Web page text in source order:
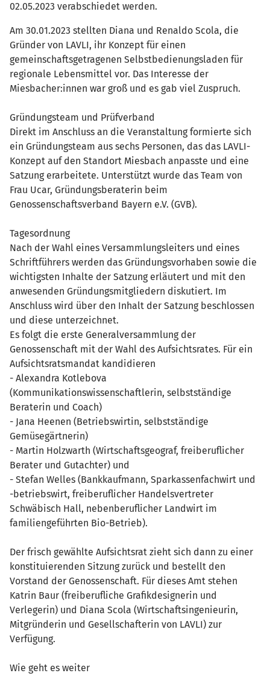
02.05.2023 verabschiedet werden.
Am 30.01.2023 stellten Diana und Renaldo Scola, die
Gründer von LAVLI, ihr Konzept für einen
gemeinschaftsgetragenen Selbstbedienungsladen für
regionale Lebensmittel vor. Das Interesse der
Miesbacher:innen war groß und es gab viel Zuspruch.
Gründungsteam und Prüfverband
Direkt im Anschluss an die Veranstaltung formierte sich
ein Gründungsteam aus sechs Personen, das das LAVLI-
Konzept auf den Standort Miesbach anpasste und eine
Satzung erarbeitete. Unterstützt wurde das Team von
Frau Ucar, Gründungsberaterin beim
Genossenschaftsverband Bayern e.V. (GVB).
Tagesordnung
Nach der Wahl eines Versammlungsleiters und eines
Schriftführers werden das Gründungsvorhaben sowie die
wichtigsten Inhalte der Satzung erläutert und mit den
anwesenden Gründungsmitgliedern diskutiert. Im
Anschluss wird über den Inhalt der Satzung beschlossen
und diese unterzeichnet.
Es folgt die erste Generalversammlung der
Genossenschaft mit der Wahl des Aufsichtsrates. Für ein
Aufsichtsratsmandat kandidieren
- Alexandra Kotlebova
(Kommunikationswissenschaftlerin, selbstständige
Beraterin und Coach)
- Jana Heenen (Betriebswirtin, selbstständige
Gemüsegärtnerin)
- Martin Holzwarth (Wirtschaftsgeograf, freiberuflicher
Berater und Gutachter) und
- Stefan Welles (Bankkaufmann, Sparkassenfachwirt und
-betriebswirt, freiberuflicher Handelsvertreter
Schwäbisch Hall, nebenberuflicher Landwirt im
familiengeführten Bio-Betrieb).
Der frisch gewählte Aufsichtsrat zieht sich dann zu einer
konstituierenden Sitzung zurück und bestellt den
Vorstand der Genossenschaft. Für dieses Amt stehen
Katrin Baur (freiberufliche Grafikdesignerin und
Verlegerin) und Diana Scola (Wirtschaftsingenieurin,
Mitgründerin und Gesellschafterin von LAVLI) zur
Verfügung.
Wie geht es weiter